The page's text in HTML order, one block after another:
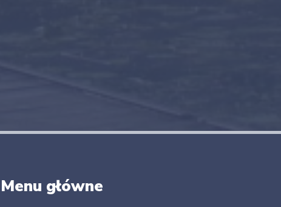
Menu główne